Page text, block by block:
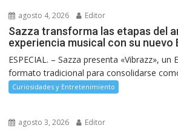
agosto 4, 2026 Editor
Sazza transforma las etapas del
experiencia musical con su nuevo
ESPECIAL. – Sazza presenta «Vibrazz», un
formato tradicional para consolidarse
Curiosidades y Entretenimiento
agosto 3, 2026 Editor